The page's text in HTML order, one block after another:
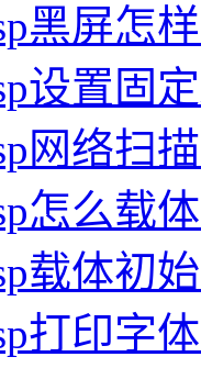
黑屏怎
设置固
网络扫
怎么载
载体初
打印字